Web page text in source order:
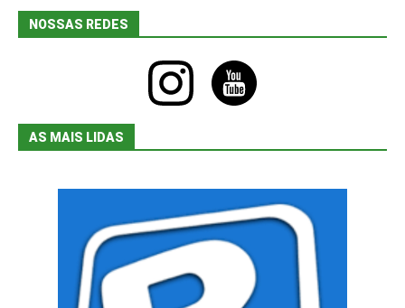
NOSSAS REDES
instagram youtube
AS MAIS LIDAS